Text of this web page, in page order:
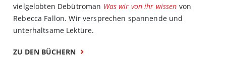
vielgelobten Debütroman Was wir von ihr wissen von
Rebecca Fallon. Wir versprechen spannende und
unterhaltsame Lektüre.
ZU DEN BÜCHERN